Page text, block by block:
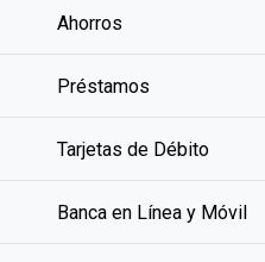
Ahorros
Préstamos
Tarjetas de Débito
Banca en Línea y Móvil